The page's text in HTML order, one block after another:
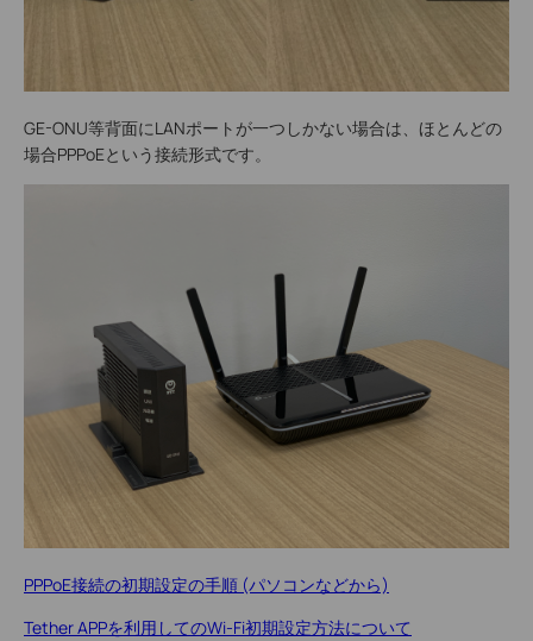
GE-ONU等背面にLANポートが一つしかない場合は、ほとんどの
場合PPPoEという接続形式です。
PPPoE接続の初期設定の手順 (パソコンなどから)
Tether APPを利用してのWi-Fi初期設定方法について